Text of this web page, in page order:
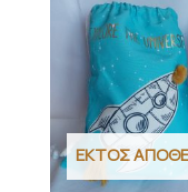
ΕΚΤΌΣ